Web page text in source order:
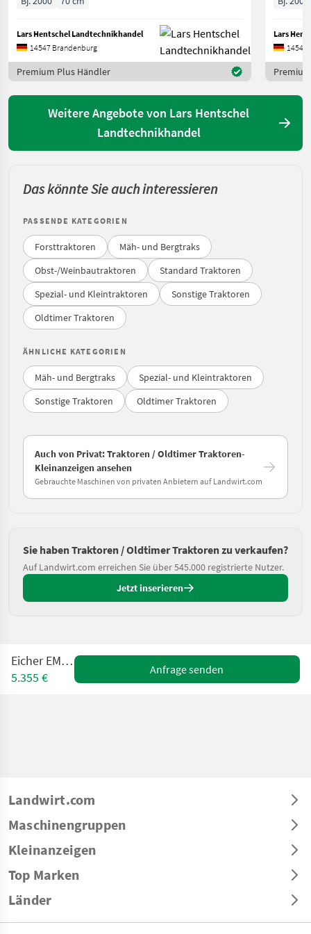
Lars Hentschel Landtechnikhandel
14547 Brandenburg
Premium Plus Händler
Lars
14547
Weitere Angebote von Lars Hentschel
Landtechnikhandel
Das könnte Sie auch interessieren
PASSENDE KATEGORIEN
Forsttraktoren
Mäh- und Bergtraks
Obst-/Weinbautraktoren
Standard Traktoren
Spezial- und Kleintraktoren
Sonstige Traktoren
Oldtimer Traktoren
ÄHNLICHE KATEGORIEN
Mäh- und Bergtraks
Spezial- und Kleintraktoren
Sonstige Traktoren
Oldtimer Traktoren
Auch von Privat: Traktoren / Oldtimer Traktoren-
Kleinanzeigen ansehen
Gebrauchte Maschinen von privaten Anbietern auf Landwirt.com
Sie haben Traktoren / Oldtimer Traktoren zu verkaufen?
Auf Landwirt.com erreichen Sie über 545.000 registrierte Nutzer.
Jetzt inserieren
Eicher EM 200 B
5.355 €
Anfrage senden
Landwirt.com
Maschinengruppen
Kleinanzeigen
Top Marken
Länder